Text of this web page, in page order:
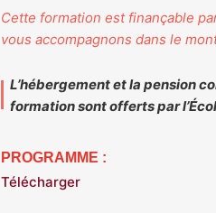
Cette formation est finançable
vous accompagnons dans le
L’hébergement et la pension
formation sont offerts par
PROGRAMME :
Télécharger